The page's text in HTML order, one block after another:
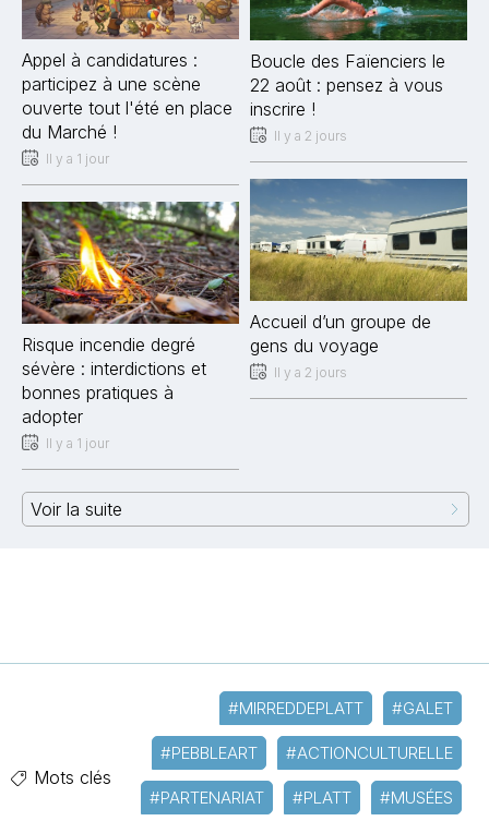
Appel à candidatures :
participez à une scène
ouverte tout l'été en place
du Marché !
Il y a 1 jour
Risque incendie degré
sévère : interdictions et
bonnes pratiques à
adopter
Il y a 1 jour
Boucle des Faïenciers le
22 août : pensez à vous
inscrire !
Il y a 2 jours
Accueil d’un groupe de
gens du voyage
Il y a 2 jours
Voir la suite
Mots clés
#MIRREDDEPLATT #GALET
#PEBBLEART #ACTIONCULTURELLE
#PARTENARIAT #PLATT #MUSÉES